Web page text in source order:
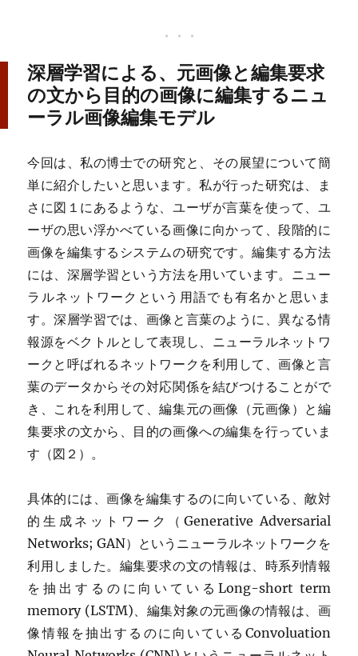
深層学習による、元画像と編集要求
の文から目的の画像に編集するニュ
ーラル画像編集モデル
今回は、私の博士での研究と、その展望について簡
単に紹介したいと思います。私が行った研究は、ま
さに図１にあるような、ユーザが言葉を使って、ユ
ーザの思い浮かべている画像に向かって、段階的に
画像を編集するシステムの研究です。編集する方法
には、深層学習という方法を用いています。ニュー
ラルネットワークという用語でも有名かと思いま
す。深層学習では、画像と言葉のように、異なる情
報源をベクトルとして表現し、ニューラルネットワ
ークと呼ばれるネットワークを利用して、画像と言
葉のデータからその対応関係を結びつけることがで
き、これを利用して、編集元の画像（元画像）と編
集要求の文から、目的の画像への編集を行っていま
す（図２）。
具体的には、画像を編集するのに向いている、敵対
的生成ネットワーク（Generative Adversarial
Networks; GAN）というニューラルネットワークを
利用しました。編集要求の文の情報は、時系列情報
を抽出するのに向いているLong-short term
memory (LSTM)、編集対象の元画像の情報は、画
像情報を抽出するのに向いているConvoluation